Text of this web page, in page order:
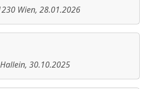
Wien, 28.01.2026
Hallein, 30.10.2025